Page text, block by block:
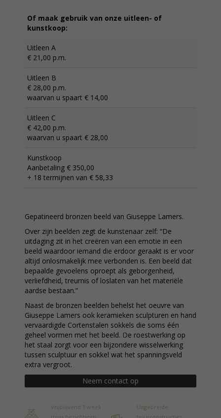
Of maak gebruik van onze uitleen- of
kunstkoop:
Uitleen A
€ 21,00 p.m.
Uitleen B
€ 28,00 p.m.
waarvan u spaart € 14,00
Uitleen C
€ 42,00 p.m.
waarvan u spaart € 28,00
Kunstkoop
Aanbetaling € 350,00
+ 18 termijnen van € 58,33
Gepatineerd bronzen beeld van Giuseppe Lamers.
Over zijn beelden zegt de kunstenaar zelf: “De
uitdaging zit in het creëren van een emotie in een
beeld waardoor iemand die erdoor geraakt is er voor
altijd onlosmakelijk mee verbonden is. Een beeld dat
bepaalde gevoelens oproept als geborgenheid,
verliefdheid, treurnis of loslaten van het materiële
aardse bestaan.”
Naast de bronzen beelden behelst het oeuvre van
Giuseppe Lamers ook keramieken sculpturen en hand
vervaardigde Cortenstalen sokkels die soms één
geheel vormen met het beeld. De roestwerking op
het staal zorgt voor een bijzondere wisselwerking
tussen sculptuur en sokkel wat het spanningsveld
extra vergroot.
Neem contact op
Vrijblijvend 1 week
Uitgebreide